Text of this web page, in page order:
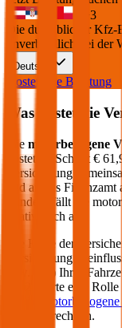
+3
Die durchblicker Kfz-
unverbindlich bei der
Deutsch
Kostenlose Beratung
Was kostet die
Die motorbezogene
kostet im Schnitt €
Versicherung
und an das
Ländern fällt die
relativ hoch aus.
Die Höhe der
Versicherung
bzw. kW) Ihres
CO2-Werte eine
genau berechnen.